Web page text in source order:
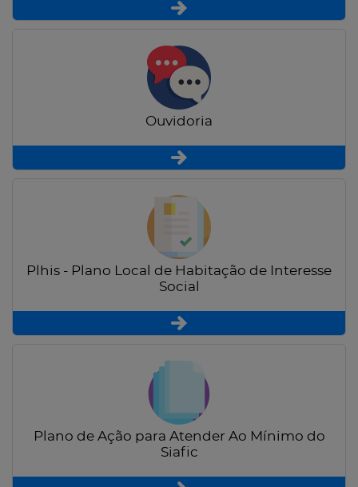
Ouvidoria
Plhis - Plano Local de Habitação de Interesse
Social
Plano de Ação para Atender Ao Mínimo do
Siafic